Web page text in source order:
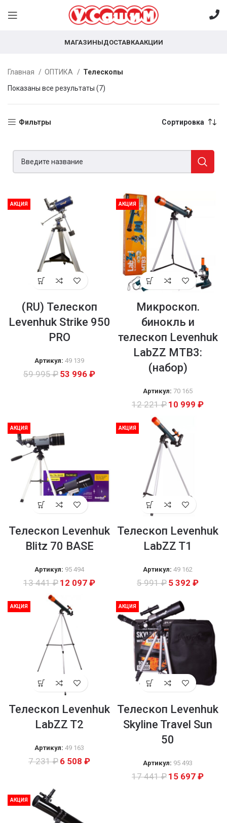
МАГАЗИНЫДОСТАВКААКЦИИ
Главная ОПТИКА
Телескопы
Показаны все результаты (7)
Фильтры Сортировка
АКЦИЯ
(RU) Телескоп
Levenhuk Strike 950
PRO
Артикул: 49 139
59 995₽ 53 996 ₽
АКЦИЯ
Микроскоп.
бинокль и
телескоп Levenhuk
LabZZ MTB3:
(набор)
Артикул: 70 165
12 221₽ 10 999 ₽
АКЦИЯ
Телескоп Levenhuk
Blitz 70 BASE
Артикул: 95 494
13 441₽ 12 097 ₽
АКЦИЯ
Телескоп Levenhuk
LabZZ T1
Артикул: 49 162
5 991₽ 5 392 ₽
АКЦИЯ
Телескоп Levenhuk
LabZZ T2
Артикул: 49 163
7 231₽ 6 508 ₽
АКЦИЯ
Телескоп Levenhuk
Skyline Travel Sun
50
Артикул: 95 493
17 441₽ 15 697 ₽
АКЦИЯ